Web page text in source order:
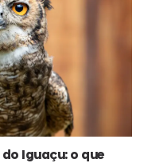
do Iguaçu: o que